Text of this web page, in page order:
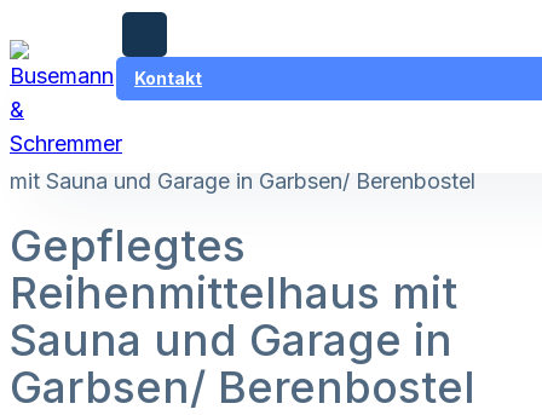
Wichtige Informationen für Hauskäufer & Eigentümer am 7. August
2026!
Kontakt
Home–Immobilien
mit Sauna und Garage in Garbsen/ Berenbostel
Gepflegtes
Reihenmittelhaus mit
Sauna und Garage in
Garbsen/ Berenbostel